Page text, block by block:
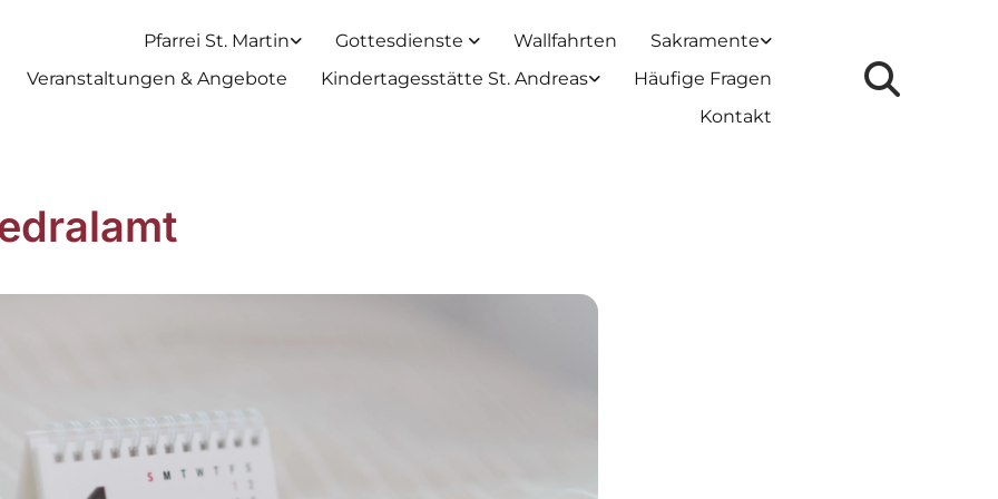
Pfarrei St. Martin Gottesdienste Wallfahrten
Sakramente
Veranstaltungen & Angebote
Kindertagesstätte St. Andreas
Häufige Fragen
Kontakt